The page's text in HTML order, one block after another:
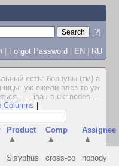
[?]
| Forgot Password | EN | RU
есть: борцуны (тм) а
уж ежели влез то уж
-- isa i в ukr.nodes ...
Columns
Product
▲
Comp
▲
Assignee
▲
Sisyphus cross-co nobody